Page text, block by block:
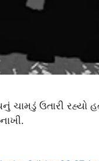
ઉતારી રહ્યો